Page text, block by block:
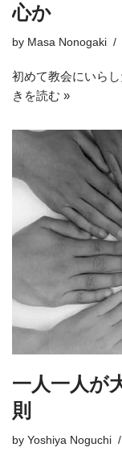
心か
by Masa Nonogaki
初めて教会にいら
きを読む »
一人一人が
則
by Yoshiya Noguchi